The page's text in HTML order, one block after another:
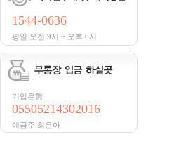
1544-0636
평일 오전 9시 ~ 오후 6시
기업은행
05505214302016
예금주:최은아